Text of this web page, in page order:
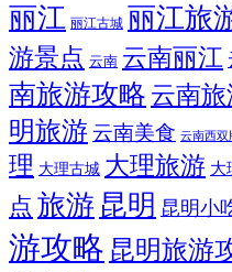
丽江 丽江古城 丽江旅
游景点 云南 云南丽江
南旅游攻略 云南
明旅游 云南美食 云南西双
理 大理古城 大理旅游 大
点 旅游 昆明 昆明小
游攻略 昆明旅游